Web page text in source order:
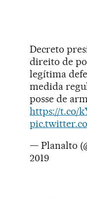
Decreto
direito de
legítima
medida
posse de
https://t.co/
— Planalto
2019